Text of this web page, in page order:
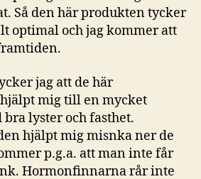
Så den här produkten tycker
optimal och jag kommer att
jag att de här
mig till en mycket
lyster och fasthet.
hjälpt mig misnka ner de
p.g.a. att man inte får
Hormonfinnarna rår inte